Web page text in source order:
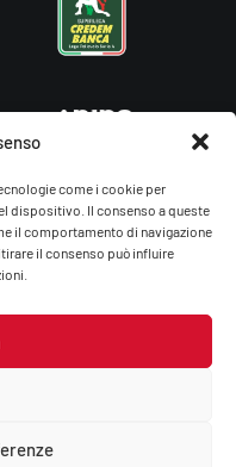
come i cookie per
dispositivo. Il consenso a queste
il comportamento di navigazione
il consenso può influire
– You Energy Volley Ssdrl
Policy